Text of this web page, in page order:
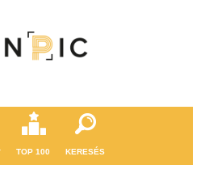
TOP 100 KERESÉS